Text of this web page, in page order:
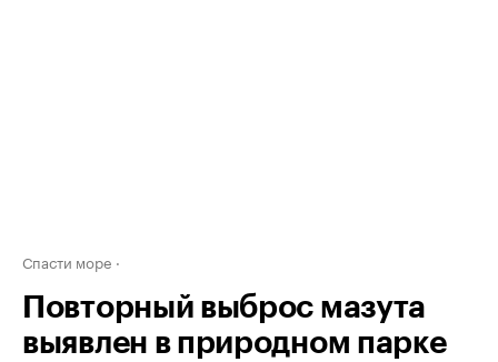
Спасти море
Повторный выброс мазута
выявлен в природном парке